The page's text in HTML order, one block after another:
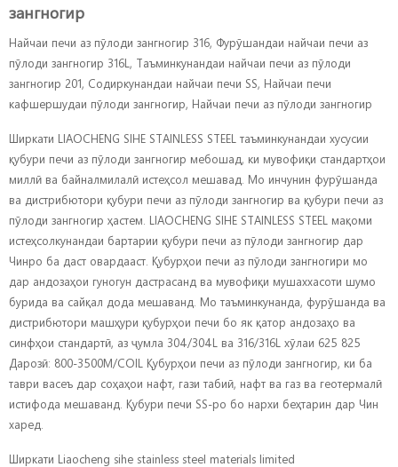
зангногир
Найчаи печи аз пӯлоди зангногир 316, Фурӯшандаи найчаи печи аз
пӯлоди зангногир 316L, Таъминкунандаи найчаи печи аз пӯлоди
зангногир 201, Содиркунандаи найчаи печи SS, Найчаи печи
кафшершудаи пӯлоди зангногир, Найчаи печи аз пӯлоди зангногир
Ширкати LIAOCHENG SIHE STAINLESS STEEL таъминкунандаи хусусии
қубури печи аз пӯлоди зангногир мебошад, ки мувофиқи стандартҳои
миллӣ ва байналмилалӣ истеҳсол мешавад. Мо инчунин фурӯшанда
ва дистрибютори қубури печи аз пӯлоди зангногир ва қубури печи аз
пӯлоди зангногир ҳастем. LIAOCHENG SIHE STAINLESS STEEL мақоми
истеҳсолкунандаи бартарии қубури печи аз пӯлоди зангногир дар
Чинро ба даст овардааст. Қубурҳои печи аз пӯлоди зангногири мо
дар андозаҳои гуногун дастрасанд ва мувофиқи мушаххасоти шумо
бурида ва сайқал дода мешаванд. Мо таъминкунанда, фурӯшанда ва
дистрибютори машҳури қубурҳои печи бо як қатор андозаҳо ва
синфҳои стандартӣ, аз ҷумла 304/304L ва 316/316L хӯлаи 625 825
Дарозӣ: 800-3500M/COIL Қубурҳои печи аз пӯлоди зангногир, ки ба
таври васеъ дар соҳаҳои нафт, гази табиӣ, нафт ва газ ва геотермалӣ
истифода мешаванд. Қубури печи SS-ро бо нархи беҳтарин дар Чин
харед.
Ширкати Liaocheng sihe stainless steel materials limited